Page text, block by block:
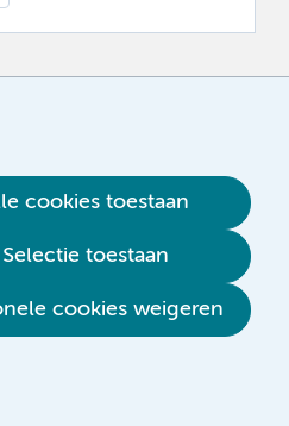
cookies toestaan
Selectie toestaan
cookies weigeren